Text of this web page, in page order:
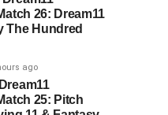
26: Dream11
The Hundred
ago
25: Pitch